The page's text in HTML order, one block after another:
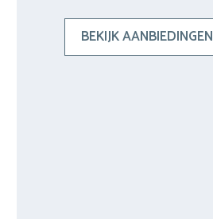
BEKIJK AANBIEDINGEN